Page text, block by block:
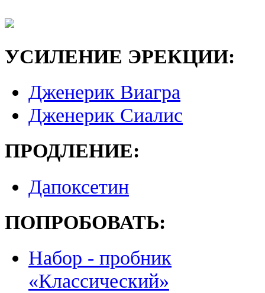
УСИЛЕНИЕ ЭРЕКЦИИ:
Дженерик Виагра
Дженерик Сиалис
ПРОДЛЕНИЕ:
Дапоксетин
ПОПРОБОВАТЬ:
Набор - пробник
«Классический»